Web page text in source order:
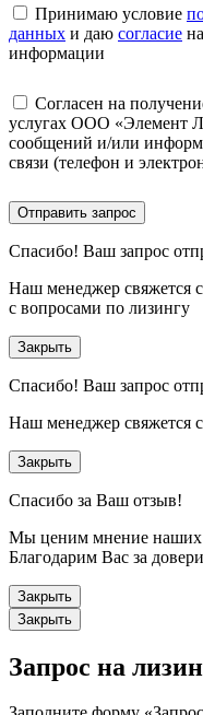
Принимаю условие
данных и даю согласие
информации
Согласен на
услугах ООО «Элемент
сообщений и/или
связи (телефон и
Отправить запрос
Спасибо! Ваш запрос
Наш менеджер свяжется
с вопросами по лизингу
Закрыть
Спасибо! Ваш запрос
Наш менеджер свяжется
Закрыть
Спасибо за Ваш отзыв!
Мы ценим мнение наших
Благодарим Вас за
Закрыть
Закрыть
Запрос на